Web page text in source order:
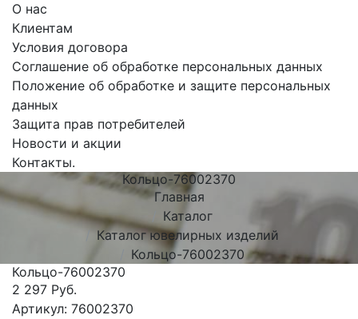
О нас
Клиентам
Условия договора
Соглашение об обработке персональных данных
Положение об обработке и защите персональных
данных
Защита прав потребителей
Новости и акции
Контакты.
Кольцо-76002370
Главная
Каталог
Каталог ювелирных изделий
Кольцо-76002370
Кольцо-76002370
2 297 Руб.
Артикул: 76002370